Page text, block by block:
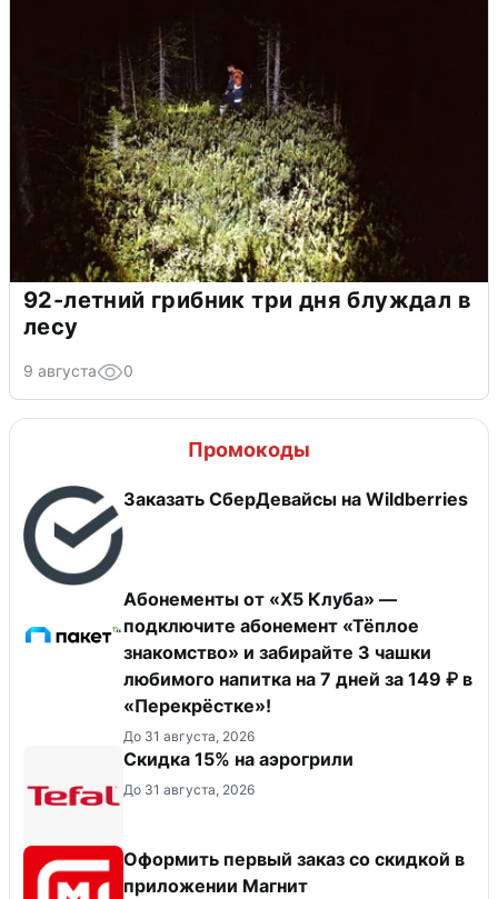
92-летний грибник три дня блуждал в
лесу
9 августа 0
Промокоды
Заказать СберДевайсы на Wildberries
Абонементы от «Х5 Клуба» —
подключите абонемент «Тёплое
знакомство» и забирайте 3 чашки
любимого напитка на 7 дней за 149 ₽ в
«Перекрёстке»!
До 31 августа, 2026
Скидка 15% на аэрогрили
До 31 августа, 2026
Оформить первый заказ со скидкой в
приложении Магнит